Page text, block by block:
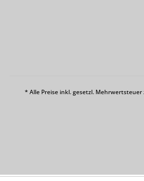
* Alle Preise inkl. gesetzl. Mehrwertsteuer